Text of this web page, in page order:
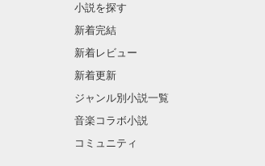
小説を探す
新着完結
新着レビュー
新着更新
ジャンル別小説一覧
音楽コラボ小説
コミュニティ